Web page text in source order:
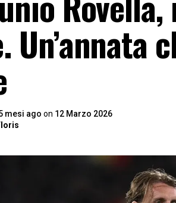
Un’annata
mesi ago on 12 Marzo 2026